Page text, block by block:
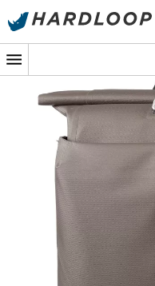
Sommerangebote🔥 -